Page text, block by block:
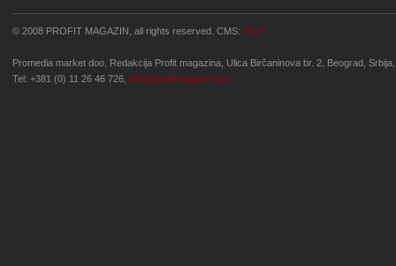
© 2008 PROFIT MAGAZIN, all rights reserved. CMS: OCP
Promedia market doo, Redakcija Profit magazina, Ulica Birčaninova br. 2, Beograd, Srbija,
Tel: +381 (0) 11 26 46 726, info@profitmagazin.com